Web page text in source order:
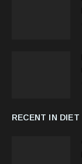
RECENT IN DIET